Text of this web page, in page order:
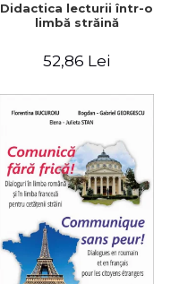
Didactica lecturii într-o
limbă străină
52,86 Lei